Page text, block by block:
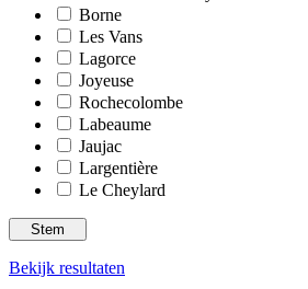
Borne
Les Vans
Lagorce
Joyeuse
Rochecolombe
Labeaume
Jaujac
Largentière
Le Cheylard
Bekijk resultaten